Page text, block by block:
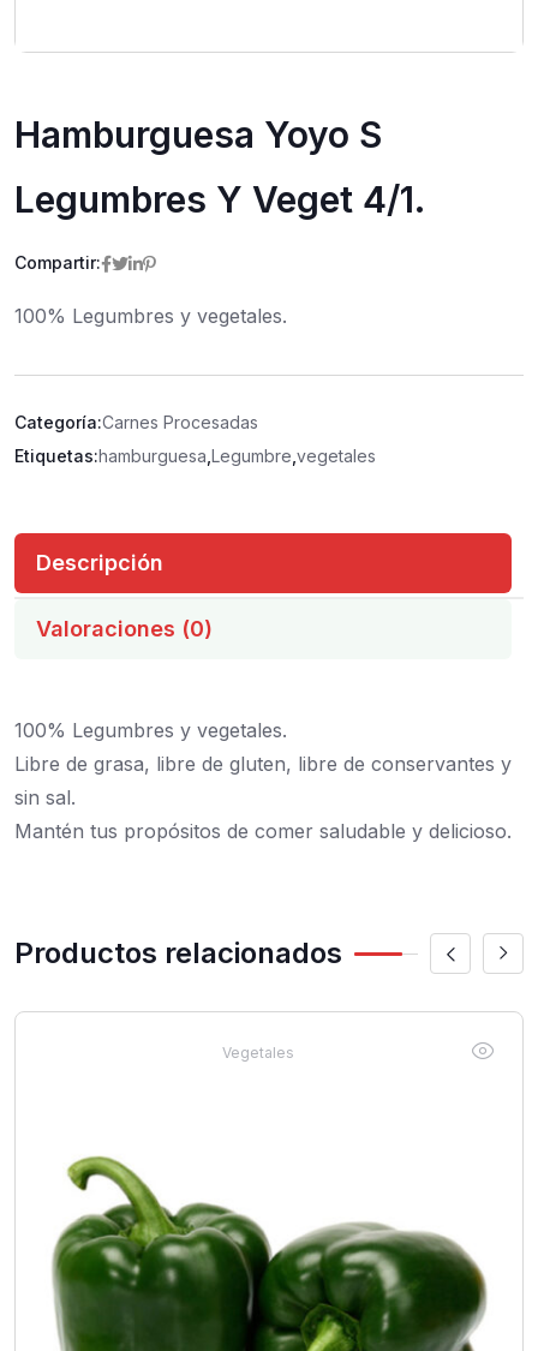
Hamburguesa Yoyo S
Legumbres Y Veget 4/1.
Compartir:
100% Legumbres y vegetales.
Categoría:Carnes Procesadas
Etiquetas:hamburguesa Legumbre vegetales
Descripción
Valoraciones (0)
100% Legumbres y vegetales.
Libre de grasa, libre de gluten, libre de conservantes y
sin sal.
Mantén tus propósitos de comer saludable y delicioso.
Productos relacionados
Vegetales